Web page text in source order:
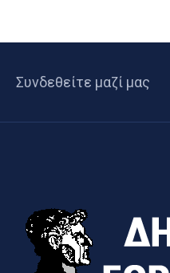
Συνδεθείτε μαζί μας